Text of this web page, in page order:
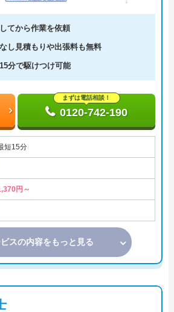
てから作業を依頼
し見積もりや出張料も無料
分で駆けつけ可能
まずは電話相談！
0120-742-190
短15分
円～
スの内容をもっと見る